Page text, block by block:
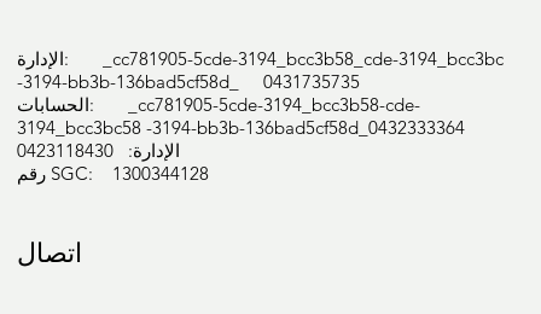
الإدارة: _cc781905-5cde-3194_bcc3b58_cde-3194_bcc3bc
-3194-bb3b-136bad5cf58d_ 0431735735
الحسابات: _cc781905-5cde-3194_bcc3b58-cde-
3194_bcc3bc58 -3194-bb3b-136bad5cf58d_0432333364
الإدارة: 0423118430
رقم SGC: 1300344128
اتصال